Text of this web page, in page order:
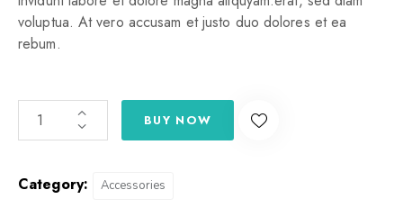
voluptua. At vero accusam et justo duo dolores et ea
rebum.
BUY NOW
Category: Accessories